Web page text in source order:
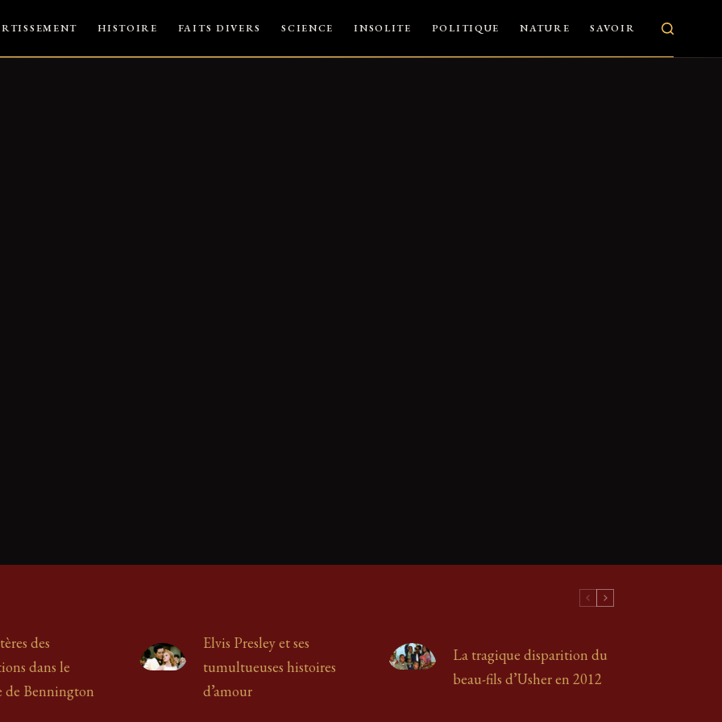
HISTOIRE FAITS DIVERS SCIENCE INSOLITE POLITIQUE NATURE SAVOIR
des
dans le
de Bennington
Elvis Presley et ses
tumultueuses histoires
d’amour
La tragique disparition du
beau-fils d’Usher en 2012